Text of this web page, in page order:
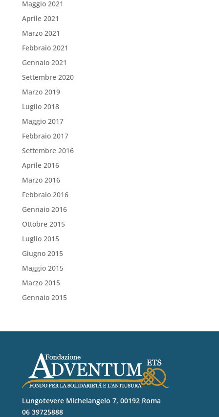
Maggio 2021
Aprile 2021
Marzo 2021
Febbraio 2021
Gennaio 2021
Settembre 2020
Marzo 2019
Luglio 2018
Maggio 2017
Febbraio 2017
Settembre 2016
Aprile 2016
Marzo 2016
Febbraio 2016
Gennaio 2016
Ottobre 2015
Luglio 2015
Giugno 2015
Maggio 2015
Marzo 2015
Gennaio 2015
Lungotevere Michelangelo 7, 00192 Roma
06 39725888